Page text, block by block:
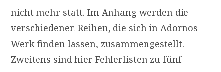
nicht mehr statt. Im Anhang werden die
verschiedenen Reihen, die sich in Adornos
Werk finden lassen, zusammengestellt.
Zweitens sind hier Fehlerlisten zu fünf